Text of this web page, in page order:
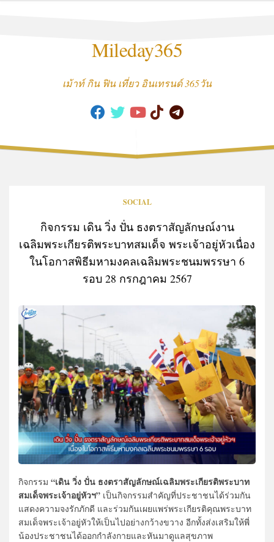
Mileday365
เม้าท์ กิน ฟิน เที่ยว อินเทรนด์ 365วัน
SOCIAL
กิจกรรม เดิน วิ่ง ปั่น ธงตราสัญลักษณ์งาน
เฉลิมพระเกียรติพระบาทสมเด็จ พระเจ้าอยู่หัวเนื่อง
ในโอกาสพิธีมหามงคลเฉลิมพระชนมพรรษา 6
รอบ 28 กรกฎาคม 2567
กิจกรรม “เดิน วิ่ง ปั่น ธงตราสัญลักษณ์เฉลิมพระเกียรติพระบาท
สมเด็จพระเจ้าอยู่หัวฯ” เป็นกิจกรรมสำคัญที่ประชาชนได้ร่วมกัน
แสดงความจงรักภักดี และร่วมกันเผยแพร่พระเกียรติคุณพระบาท
สมเด็จพระเจ้าอยู่หัวให้เป็นไปอย่างกว้างขวาง อีกทั้งส่งเสริมให้พี่
น้องประชาชนได้ออกกำลังกายและหันมาดูแลสุขภาพ